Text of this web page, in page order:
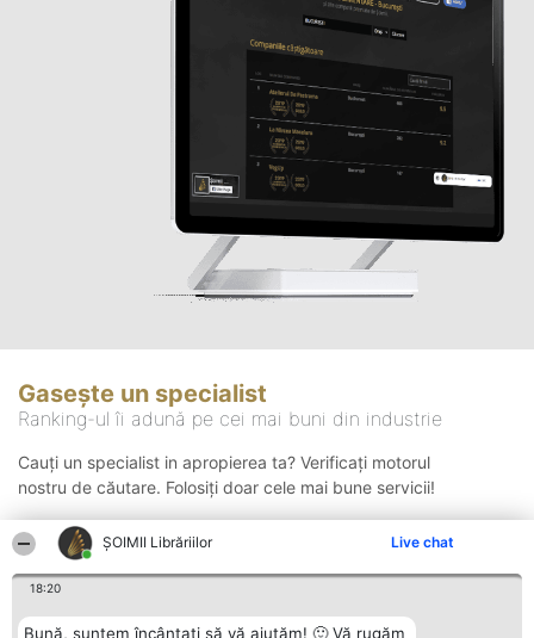
ȘOIMII Librăriilor Live chat
18:20
Bună, suntem încântați să vă ajutăm! 🙂 Vă rugăm
Gasește un specialist
Ranking-ul îi adună pe cei mai buni din industrie
Cauți un specialist in apropierea ta? Verificați motorul
nostru de căutare. Folosiți doar cele mai bune servicii!